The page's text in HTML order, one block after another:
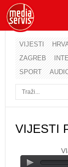
VIJESTI
ZAGREB
SPORT
VIJESTI